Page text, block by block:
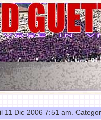
11 Dic 2006 7:51 am.